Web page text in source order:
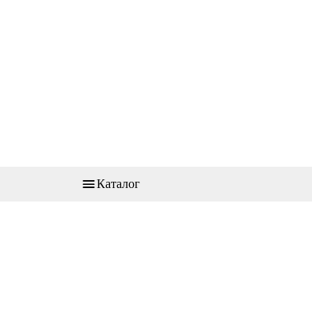
Каталог